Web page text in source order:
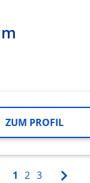
ZUM PROFIL
1 2 3